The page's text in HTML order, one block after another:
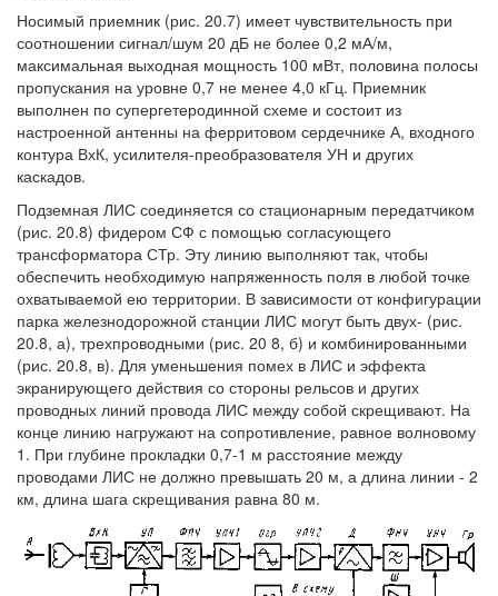
Носимый приемник (рис. 20.7) имеет чувствительность при
соотношении сигнал/шум 20 дБ не более 0,2 мА/м,
максимальная выходная мощность 100 мВт, половина полосы
пропускания на уровне 0,7 не менее 4,0 кГц. Приемник
выполнен по супергетеродинной схеме и состоит из
настроенной антенны на ферритовом сердечнике А, входного
контура ВхК, усилителя-преобразователя УН и других
каскадов.
Подземная ЛИС соединяется со стационарным передатчиком
(рис. 20.8) фидером СФ с помощью согласующего
трансформатора СТр. Эту линию выполняют так, чтобы
обеспечить необходимую напряженность поля в любой точке
охватываемой ею территории. В зависимости от конфигурации
парка железнодорожной станции ЛИС могут быть двух- (рис.
20.8, а), трехпроводными (рис. 20 8, б) и комбинированными
(рис. 20.8, в). Для уменьшения помех в ЛИС и эффекта
экранирующего действия со стороны рельсов и других
проводных линий провода ЛИС между собой скрещивают. На
конце линию нагружают на сопротивление, равное волновому
1 . При глубине прокладки 0,7-1 м расстояние между
проводами ЛИС не должно превышать 20 м, а длина линии - 2
км, длина шага скрещивания равна 80 м.